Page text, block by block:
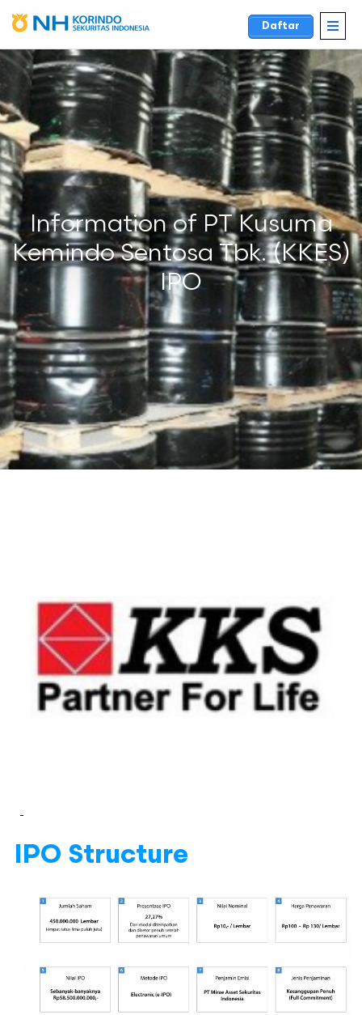
Daftar
Information of PT Kusuma
Kemindo Sentosa Tbk. (KKES)
IPO
IPO Structure